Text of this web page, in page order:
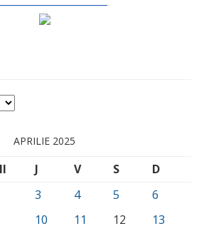
APRILIE 2025
J V S
D
3 4 5
6
10 11 12
13